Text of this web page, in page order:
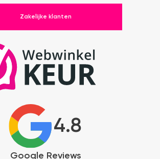
Zakelijke klanten
4.8
Google Reviews